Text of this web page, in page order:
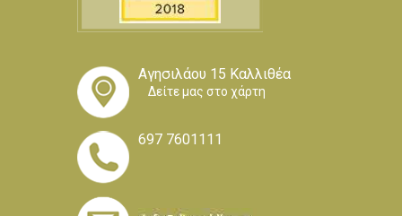
Αγησιλάου 15 Καλλιθέα
Δείτε μας στο χάρτη
697 7601111